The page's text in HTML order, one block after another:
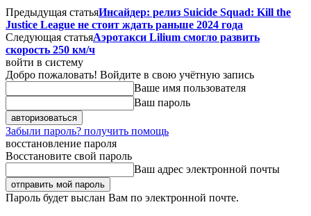
Предыдущая статьяИнсайдер: релиз Suicide Squad: Kill the
Justice League не стоит ждать раньше 2024 года
Следующая статьяАэротакси Lilium смогло развить
скорость 250 км/ч
войти в систему
Добро пожаловать! Войдите в свою учётную запись
Ваше имя пользователя
Ваш пароль
Забыли пароль? получить помощь
восстановление пароля
Восстановите свой пароль
Ваш адрес электронной почты
Пароль будет выслан Вам по электронной почте.